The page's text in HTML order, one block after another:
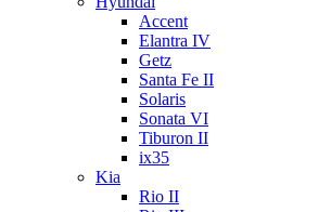
Accent
Elantra IV
Getz
Santa Fe II
Solaris
Sonata VI
Tiburon II
ix35
Kia
Rio II